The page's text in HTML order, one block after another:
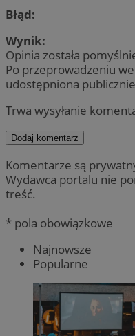
Błąd:
Wynik:
Opinia została
Po przeprowadzeniu
udostępniona
Trwa wysyłanie
Dodaj komentarz
Komentarze są
Wydawca portalu nie
treść.
* pola obowiązkowe
Najnowsze
Popularne